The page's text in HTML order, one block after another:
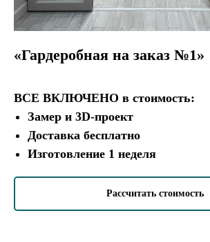
«Гардеробная на заказ №1»
ВСЕ ВКЛЮЧЕНО в стоимость:
Замер и 3D-проект
Доставка бесплатно
Изготовление 1 неделя
Рассчитать стоимость